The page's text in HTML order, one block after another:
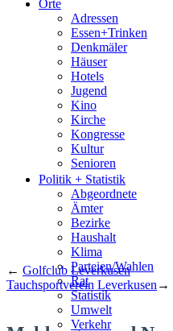
Sport
Who is who
Wohnen
Orte
Adressen
Essen+Trinken
Denkmäler
Häuser
Hotels
Jugend
Kino
Kirche
Kongresse
Kultur
Senioren
Stadtführer
Straßen
Politik + Statistik
Abgeordnete
Ämter
Bezirke
Haushalt
Klima
Parteien/Wahlen
Rat
Statistik
Umwelt
Verkehr
← Golfclub Leverkusen
Tauchsportverein Leverkusen →